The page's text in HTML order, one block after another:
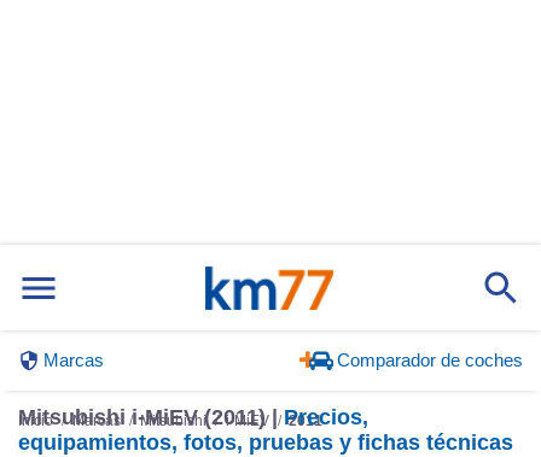
Marcas Comparador de coches
Inicio Marcas Mitsubishi i-MiEV 2011
Mitsubishi i-MiEV (2011) |Precios,
equipamientos, fotos, pruebas y fichas técnicas